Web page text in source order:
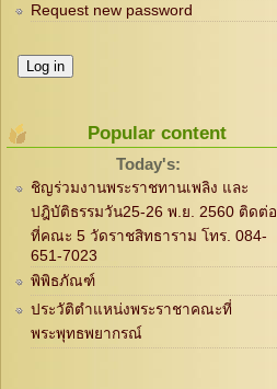
Request new password
Popular content
Today's:
ชิญร่วมงานพระราชทานเพลิง และ
ปฎิบัติธรรมวัน25-26 พ.ย. 2560 ติดต่อ
ที่คณะ 5 วัดราชสิทธาราม โทร. 084-
651-7023
พิพิธภัณฑ์
ประวัติตำแหน่งพระราชาคณะที่
พระพุทธพยากรณ์